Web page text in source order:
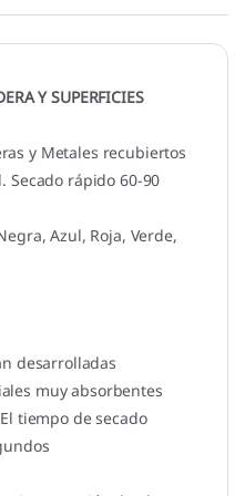
Y SUPERFICIES
y Metales recubiertos
Secado rápido 60-90
Azul, Roja, Verde,
desarrolladas
muy absorbentes
tiempo de secado